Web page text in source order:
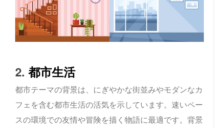
2.都市生活
都市テーマの背景は、にぎやかな街並みやモダンなカ
フェを含む都市生活の活気を示しています。速いペー
スの環境での友情や冒険を描く物語に最適です。背景